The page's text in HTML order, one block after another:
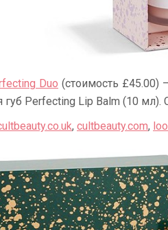
Duo (стоимость £45.00)
Perfecting Lip Balm (10 мл).
, cultbeauty.com,